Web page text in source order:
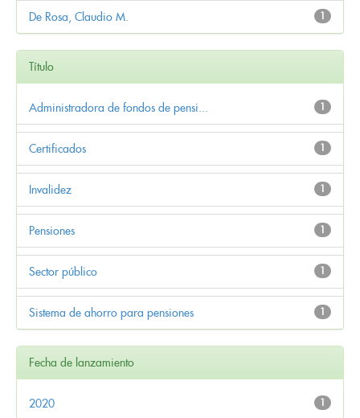
1
De Rosa, Claudio M.
Título
1
Administradora de fondos de pensi...
1
Certificados
1
Invalidez
1
Pensiones
1
Sector público
1
Sistema de ahorro para pensiones
Fecha de lanzamiento
1
2020